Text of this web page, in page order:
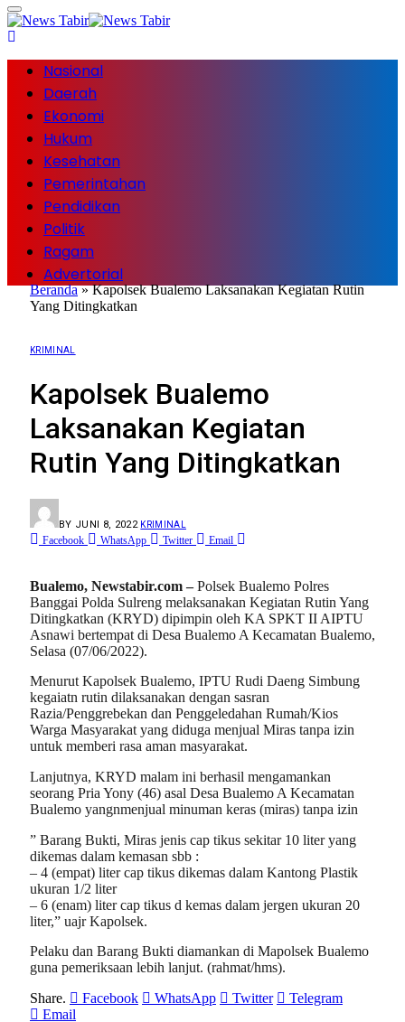
Nasional
Daerah
Ekonomi
Hukum
Kesehatan
Pemerintahan
Pendidikan
Politik
Ragam
Advertorial
Beranda»Kapolsek Bualemo Laksanakan Kegiatan Rutin
Yang Ditingkatkan
KRIMINAL
Kapolsek Bualemo
Laksanakan Kegiatan
Rutin Yang Ditingkatkan
BY JUNI 8, 2022 KRIMINAL
Facebook WhatsApp Twitter Email
Bualemo, Newstabir.com –Polsek Bualemo Polres
Banggai Polda Sulreng melaksanakan Kegiatan Rutin Yang
Ditingkatkan (KRYD) dipimpin oleh KA SPKT II AIPTU
Asnawi bertempat di Desa Bualemo A Kecamatan Bualemo,
Selasa (07/06/2022).
Menurut Kapolsek Bualemo, IPTU Rudi Daeng Simbung
kegaiatn rutin dilaksanakan dengan sasran
Razia/Penggrebekan dan Penggeledahan Rumah/Kios
Warga Masyarakat yang diduga menjual Miras tanpa izin
untuk memberi rasa aman masyarakat.
Lanjutnya, KRYD malam ini berhasil mengamankan
seorang Pria Yony (46) asal Desa Bualemo A Kecamatan
Bualemo yangnmenjual minuman keras (miras) tanpa izin
” Barang Bukti, Miras jenis cap tikus sekitar 10 liter yang
dikemas dalam kemasan sbb :
– 4 (empat) liter cap tikus dikemas dalam Kantong Plastik
ukuran 1/2 liter
– 6 (enam) liter cap tikus d kemas dalam jergen ukuran 20
liter,” uajr Kapolsek.
Pelaku dan Barang Bukti diamankan di Mapolsek Bualemo
guna pemeriksaan lebih lanjut. (rahmat/hms).
Share.
Facebook WhatsApp Twitter
Telegram
Email